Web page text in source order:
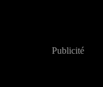
Publicité